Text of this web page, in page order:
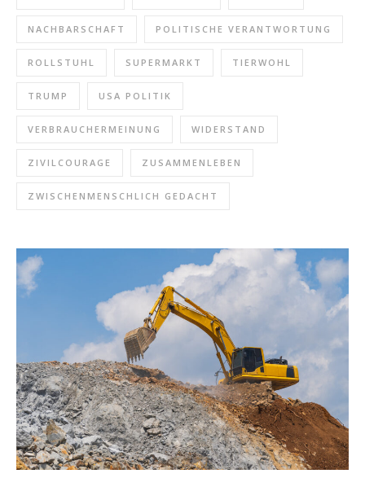
NACHBARSCHAFT POLITISCHE VERANTWORTUNG
ROLLSTUHL SUPERMARKT TIERWOHL
TRUMP USA POLITIK
VERBRAUCHERMEINUNG WIDERSTAND
ZIVILCOURAGE ZUSAMMENLEBEN
ZWISCHENMENSCHLICH GEDACHT